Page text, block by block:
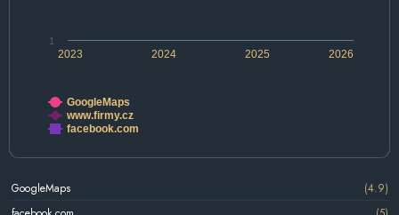
2024 2026
2023 2025
1
GoogleMaps
www.firmy.cz
facebook.com
GoogleMaps
(4.9)